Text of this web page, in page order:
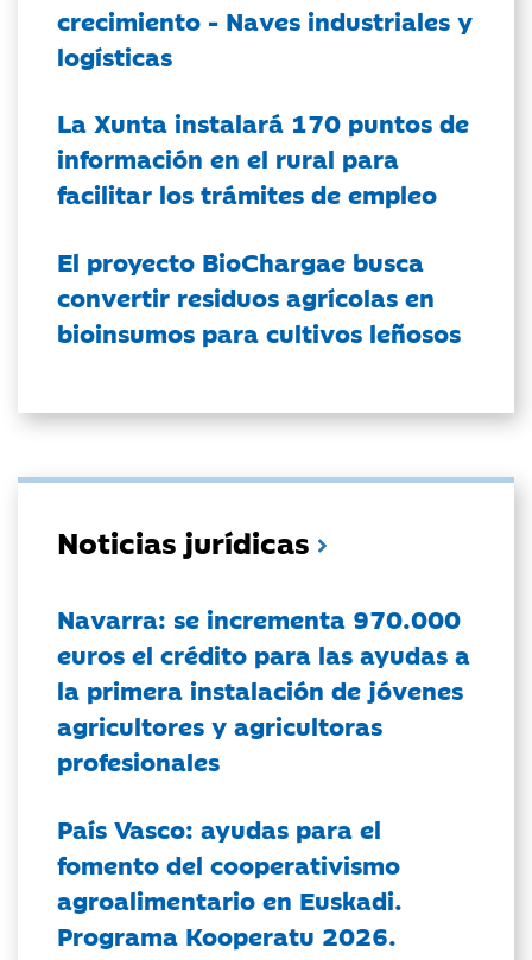
crecimiento - Naves industriales y
logísticas
La Xunta instalará 170 puntos de
información en el rural para
facilitar los trámites de empleo
El proyecto BioChargae busca
convertir residuos agrícolas en
bioinsumos para cultivos leñosos
Noticias jurídicas
Navarra: se incrementa 970.000
euros el crédito para las ayudas a
la primera instalación de jóvenes
agricultores y agricultoras
profesionales
País Vasco: ayudas para el
fomento del cooperativismo
agroalimentario en Euskadi.
Programa Kooperatu 2026.